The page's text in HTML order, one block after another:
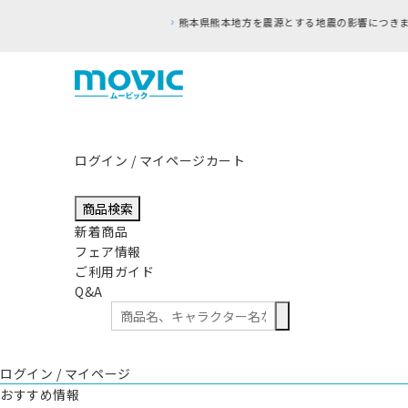
ログイン / マイページカート
商品検索
新着商品
フェア情報
ご利用ガイド
Q&A
ログイン / マイページ
おすすめ情報